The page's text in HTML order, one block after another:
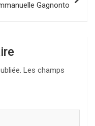
Gagnonto
Les champs